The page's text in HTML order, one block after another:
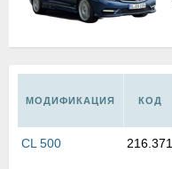
МОДИФИКАЦИЯ КОД
CL 500 216.371